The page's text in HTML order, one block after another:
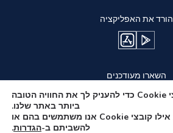
הורד את האפליקציה
השארו מעודכנים
אנו משתמשים בקובצי Cookie כדי להעניק לך את החוויה הטובה
ביותר באתר שלנו.
באפשרותך לגלות אילו קובצי Cookie אנו משתמשים בהם או
להשביתם ב-הגדרות.